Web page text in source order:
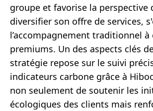
groupe et favorise la perspective
diversifier son offre de services,
l’accompagnement traditionnel
premiums. Un des aspects clés
stratégie repose sur le suivi
indicateurs carbone grâce à
non seulement de soutenir les
écologiques des clients mais